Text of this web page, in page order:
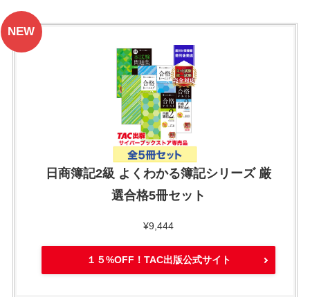
日商簿記2級 よくわかる簿記シリーズ 厳
選合格5冊セット
¥9,444
１５%OFF！TAC出版公式サイト
NEW